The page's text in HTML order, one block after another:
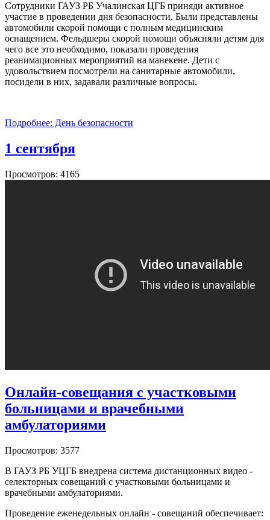
Сотрудники ГАУЗ РБ Учалинская ЦГБ приняди активное
участие в проведении дня безопасности. Были представлены
автомобили скорой помощи с полным медицинским
оснащением. Фельдшеры скорой помощи объясняли детям для
чего все это необходимо, показали проведения
реанимационных мероприятий на манекене. Дети с
удовольствием посмотрели на санитарные автомобили,
посидели в них, задавали различные вопросы.
Подробнее: День безопасности
1 сентября
Просмотров: 4165
Онлайн-совещания с участковыми
больницами и врачебными
амбулаториями
Просмотров: 3577
В ГАУЗ РБ УЦГБ внедрена система дистанционных видео -
селекторных совещаний с участковыми больницами и
врачебными амбулаториями.
Проведение еженедельных онлайн - совещаний обеспечивает: